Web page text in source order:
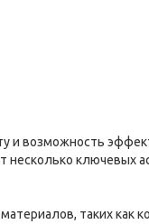
и возможность
несколько ключевых
таких как